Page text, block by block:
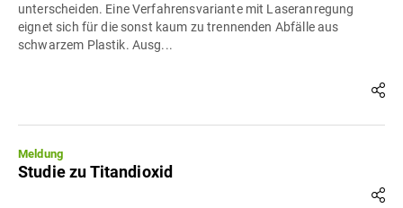
unterscheiden. Eine Verfahrensvariante mit Laseranregung
eignet sich für die sonst kaum zu trennenden Abfälle aus
schwarzem Plastik. Ausg...
Meldung
Studie zu Titandioxid